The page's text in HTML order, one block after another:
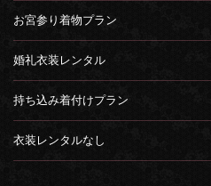
お宮参り着物プラン
婚礼衣装レンタル
持ち込み着付けプラン
衣装レンタルなし